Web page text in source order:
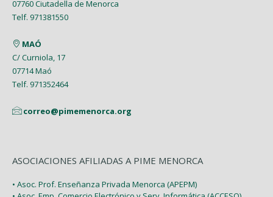
07760 Ciutadella de Menorca
Telf. 971381550
MAÓ
C/ Curniola, 17
07714 Maó
Telf. 971352464
correo@pimemenorca.org
ASOCIACIONES AFILIADAS A PIME MENORCA
• Asoc. Prof. Enseñanza Privada Menorca (APEPM)